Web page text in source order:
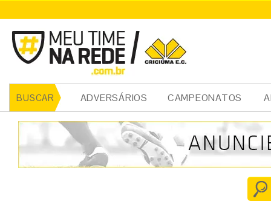
BUSCAR ADVERSÁRIOS CAMPEONATOS